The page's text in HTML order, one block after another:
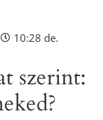
10:28 de.
szerint: